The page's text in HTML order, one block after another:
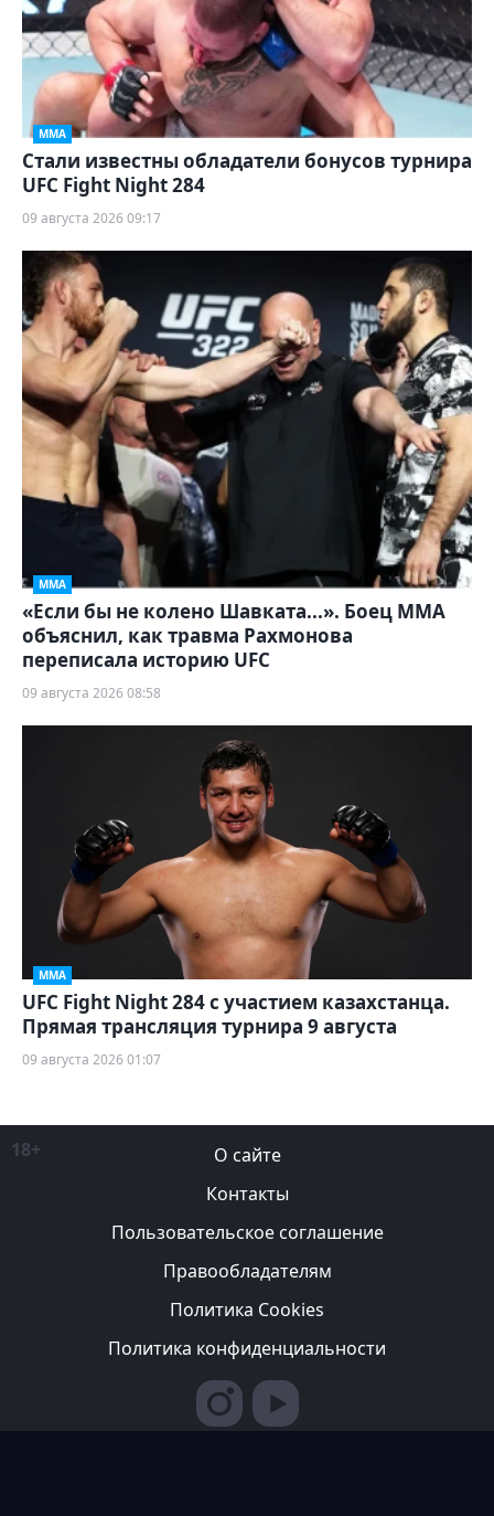
ММА
Стали известны обладатели бонусов турнира
UFC Fight Night 284
09 августа 2026 09:17
ММА
«Если бы не колено Шавката...». Боец ММА
объяснил, как травма Рахмонова
переписала историю UFC
09 августа 2026 08:58
ММА
UFC Fight Night 284 с участием казахстанца.
Прямая трансляция турнира 9 августа
09 августа 2026 01:07
18+
О сайте
Контакты
Пользовательское соглашение
Правообладателям
Политика Cookies
Политика конфиденциальности